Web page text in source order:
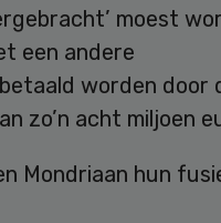
moest
een andere
worden door
zo’n acht miljoen
Mondriaan hun